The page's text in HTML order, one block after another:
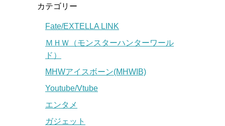
カテゴリー
Fate/EXTELLA LINK
ＭＨＷ（モンスターハンターワール
ド）
MHWアイスボーン(MHWIB)
Youtube/Vtube
エンタメ
ガジェット